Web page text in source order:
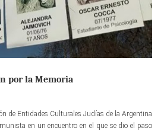
por la Memoria
de Entidades Culturales Judías de la Argentina
en un encuentro en el que se dio el paso